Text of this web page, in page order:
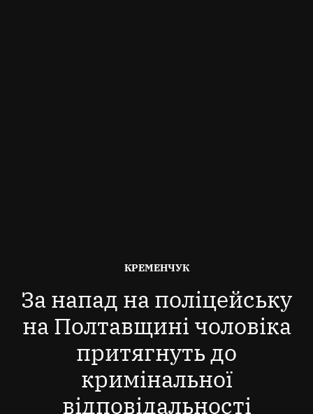
ОПУБЛІКОВАНО
КРЕМЕНЧУК
За напад на поліцейську
на Полтавщині чоловіка
притягнуть до
кримінальної
відповідальності